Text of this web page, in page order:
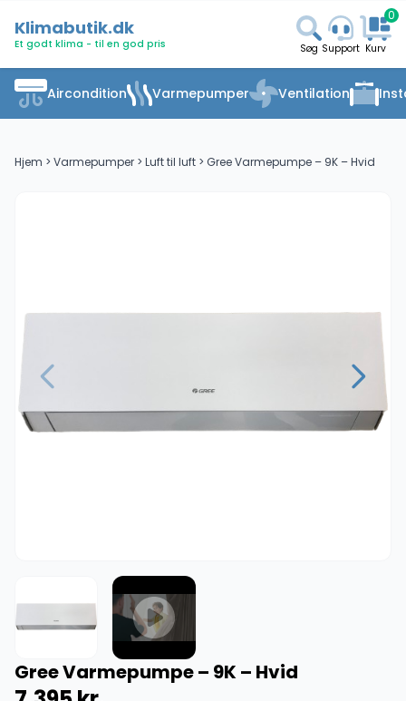
Klimabutik.dk
Et godt klima - til en god pris Søg Support
0
Kurv
Aircondition Varmepumper Ventilation
Hjem > Varmepumper > Luft til luft > Gree Varmepumpe – 9K – Hvid
Gree Varmepumpe – 9K – Hvid